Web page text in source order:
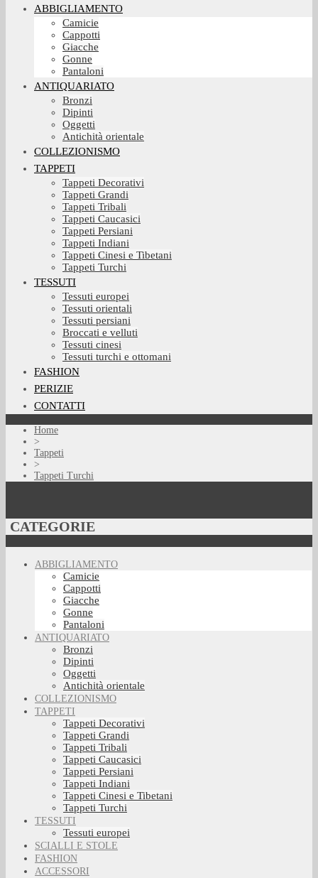
ABBIGLIAMENTO
Camicie
Cappotti
Giacche
Gonne
Pantaloni
ANTIQUARIATO
Bronzi
Dipinti
Oggetti
Antichità orientale
COLLEZIONISMO
TAPPETI
Tappeti Decorativi
Tappeti Grandi
Tappeti Tribali
Tappeti Caucasici
Tappeti Persiani
Tappeti Indiani
Tappeti Cinesi e Tibetani
Tappeti Turchi
TESSUTI
Tessuti europei
Tessuti orientali
Tessuti persiani
Broccati e velluti
Tessuti cinesi
Tessuti turchi e ottomani
FASHION
PERIZIE
CONTATTI
Home
>
Tappeti
>
Tappeti Turchi
CATEGORIE
ABBIGLIAMENTO
Camicie
Cappotti
Giacche
Gonne
Pantaloni
ANTIQUARIATO
Bronzi
Dipinti
Oggetti
Antichità orientale
COLLEZIONISMO
TAPPETI
Tappeti Decorativi
Tappeti Grandi
Tappeti Tribali
Tappeti Caucasici
Tappeti Persiani
Tappeti Indiani
Tappeti Cinesi e Tibetani
Tappeti Turchi
TESSUTI
Tessuti europei
SCIALLI E STOLE
FASHION
ACCESSORI